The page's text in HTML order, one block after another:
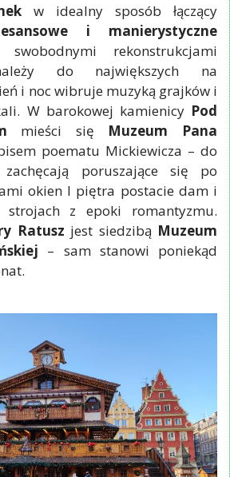
w idealny sposób łączący
i manierystyczne
rekonstrukcjami
do największych na
i noc wibruje muzyką grajków i
W barokowej kamienicy Pod
mieści się Muzeum Pana
poematu Mickiewicza – do
poruszające się po
okien I piętra postacie dam i
strojach z epoki romantyzmu.
Ratusz jest siedzibą Muzeum
– sam stanowi poniekąd